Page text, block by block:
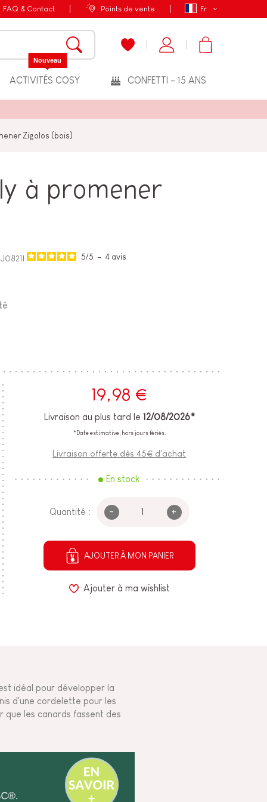
Fr
FAQ & Contact Points de vente
ACTIVITÉS COSY
Nouveau
CONFETTI - 15 ANS
Zigolos (bois)
à promener
J08211 5/5 - 4 avis
19,98 €
Livraison au plus tard le 12/08/2026*
*Date estimative, hors jours fériés.
Livraison offerte dès 45€ d'achat
En stock
Quantité : - +
AJOUTER À MON PANIER
Ajouter à ma wishlist
idéal pour développer la
d'une cordelette pour les
les canards fassent des